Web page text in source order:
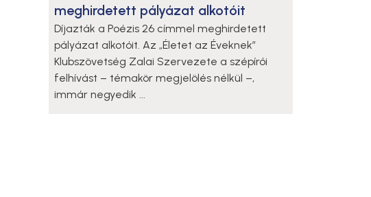
meghirdetett pályázat alkotóit
Díjazták a Poézis 26 címmel meghirdetett
pályázat alkotóit. Az „Életet az Éveknek”
Klubszövetség Zalai Szervezete a szépírói
felhívást – témakör megjelölés nélkül –,
immár negyedik ...